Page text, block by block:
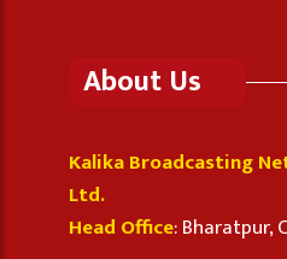
About Us
Kalika Broadcasting
Ltd.
Head Office: Bharatpur,